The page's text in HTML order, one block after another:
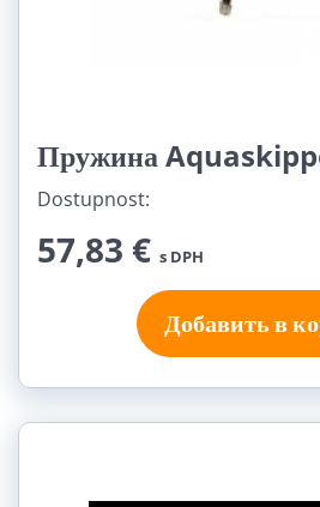
Пружина
Dostupnost:
57,83 € s DPH
Добавить в